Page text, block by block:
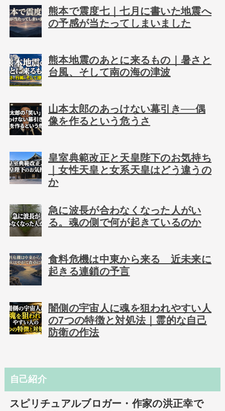
熊本で震度七｜七月に書いた地震へ
の予感が当たってしまいました
熊本地震のあとに来るもの｜暑さと
台風、そして南の海の津波
山本太郎のあっけない幕引き──偶
像を作るという危うさ
皇室典範改正と天皇陛下のお気持ち
｜女性天皇と女系天皇はどう違うの
か
急に波長が合わなくなった人がい
る。魂の側で何が起きているのか
食料危機は中東から来る 近未来に
起きる連鎖の予言
闇側の宇宙人に魂を狙われやすい人
の7つの特徴と対処法｜霊的な自己
防衛の作法
自己紹介
スピリチュアルブロガー・作家の洪正幸で